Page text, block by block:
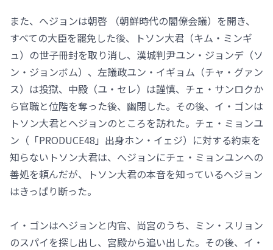
また、へジョンは朝啓 （朝鮮時代の閣僚会議）を開き、
すべての大臣を罷免した後、トソン大君（キム・ミンギ
ュ）の世子冊封を取り消し、漢城判尹ユン・ジョンデ（ソ
ン・ジョンボム）、左議政ユン・イギョム（チャ・グァン
ス）は投獄、中殿（ユ・セレ）は謹慎、チェ・サンロクか
ら官職と位階を奪った後、幽閉した。その後、イ・ゴンは
トソン大君とヘジョンのところを訪れた。チェ・ミョンユ
ン（「PRODUCE48」出身ホン・イェジ）に対する約束を
知らないトソン大君は、へジョンにチェ・ミョンユンへの
善処を頼んだが、トソン大君の本音を知っているヘジョン
はきっぱり断った。
イ・ゴンはへジョンと内官、尚宮のうち、ミン・スリョン
のスパイを探し出し、宮殿から追い出した。その後、イ・